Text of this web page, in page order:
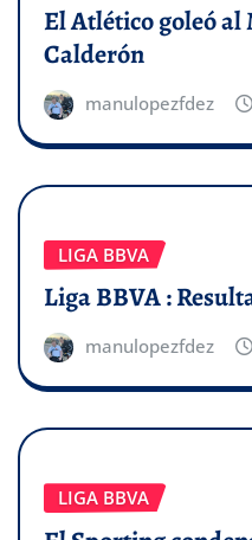
El Atlético goleó al
Calderón
manulopezfdez
LIGA BBVA
Liga BBVA :
manulopezfdez
LIGA BBVA